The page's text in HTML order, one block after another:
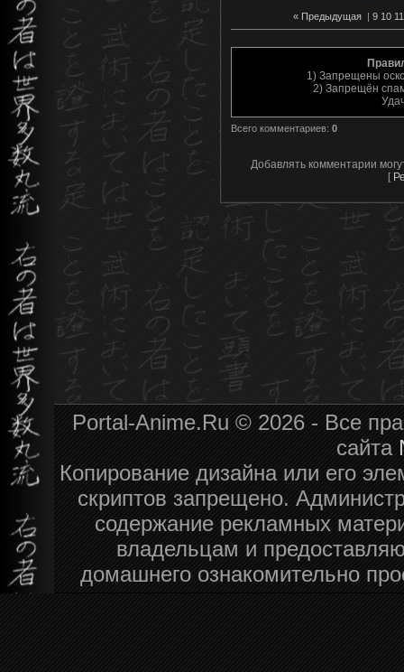
« Предыдущая| 9 10 11
1) Запрещены
2) Запрещён
Всего комментариев: 0
Добавлять комментарии
[
Portal-Anime.Ru © 2026 - Все
сайта
Копирование дизайна или его
скриптов запрещено.
содержание рекламных
владельцам и
домашнего ознакомительно